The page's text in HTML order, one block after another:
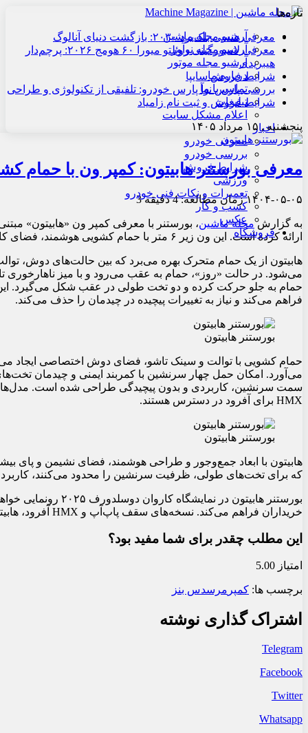
آرشیو مجله ماشین
آرشیو مجله نوآور
آرشیو مجله موتور
درباره ما
تماس با ما
تبلیغات
اعلام مشکل سایت
اخبار
معرفی خودرو
بررسی خودرو
شرایط فروش
ورزشی
تعمیرات و نکات فنی خودرو
کسب و کار
عکس
فروشگاه
تازه‌ها
معرفی هنسی بلک‌برد ۲۰۳۰: بازگشت دنیای آنالوگ
معرفی لامبورگینی روئلتو میورا ۶۰ هومج ۲۰۲۶: پرچم‌دار
هیبریدی
شرایط فروش سایپا
بررسی پارس نوآ پارس خودرو: تلفیقی از تکنولوژی و طراحی
شرایط فروش و ثبت نام زامیاد
پنجشنبه , ۱۵ مرداد ۱۴۰۵
معرفی بورستنر هابیتون: کمپر ون با حمام
۱۴۰۴-۰۵-۰۵زمان مطالعه: 4 دقیقه 3
به گزارش مجله ماشین، بورستنر با معرفی کمپر ون «هابیتون»
ارائه کرده است. این ون زیر ۶ متر با حمام کشویی هوشمند، فضای کاربردی و راحتی را برای سفرهای ماجراجویانه فراهم می‌کند.
هابیتون از یک حمام متحرک بهره می‌برد که بین حالت‌های دوش،
می‌شود. در حالت «روز»، حمام به عقب می‌رود و با میز
حمام به جلو حرکت کرده و دو تخت طولی در عقب شکل می‌گیرد.
فراهم می‌کند و نیاز به تغییرات پیچیده در چیدمان را حذف می‌کند.
بورستنر هابیتون
حمام کشویی با توالت و سینک تاشو، فضای دوش اختصاصی ایجاد
می‌آورد. امکان حمل چهار سرنشین با کمربند ایمنی و چیدمان
سمت سرنشین، کاربردی و بدون پیچیدگی طراحی شده است.
HMX برای آفرود در دسترس هستند.
بورستنر هابیتون
هابیتون با ابعاد جمع‌وجور و طراحی هوشمند، فضای نشیمن و پای
که برای تخت‌های طولی، ظرفیت سرنشین را محدود می‌کنند،
خریداران فراهم می‌کند. نسخه‌های سقف پاپ‌آپ و HMX آفرود، هابیتون را به گزینه‌ای جذاب برای ماجراجویان تبدیل می‌کند.
این مطلب چقدر برای شما مفید بود؟
امتیاز 5.00
برچسب ها: کمپر مرسدس بنز
اشتراک گذاری نوشته
Telegram
Facebook
Twitter
Whatsapp